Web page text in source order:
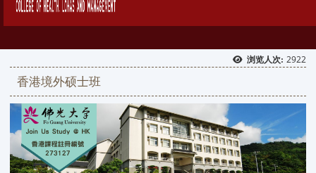
浏览人次: 2922
香港境外硕士班